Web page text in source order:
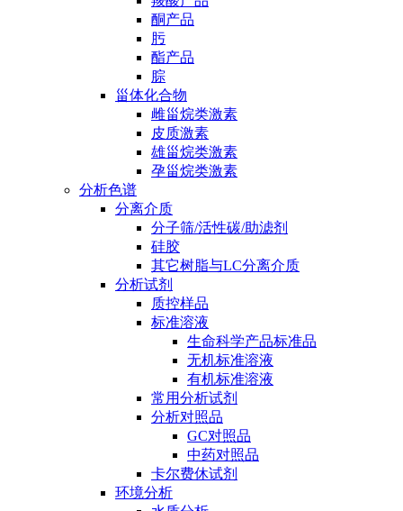
酮产品
肟
酯产品
腙
甾体化合物
雌甾烷类激素
皮质激素
雄甾烷类激素
孕甾烷类激素
分析色谱
分离介质
分子筛/活性碳/助滤剂
硅胶
其它树脂与LC分离介质
分析试剂
质控样品
标准溶液
生命科学产品标准品
无机标准溶液
有机标准溶液
常用分析试剂
分析对照品
GC对照品
中药对照品
卡尔费休试剂
环境分析